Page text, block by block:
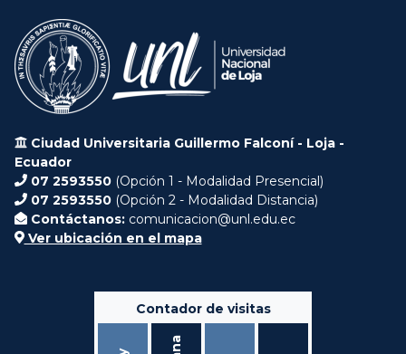
Ciudad Universitaria Guillermo Falconí - Loja -
Ecuador
07 2593550 (Opción 1 - Modalidad Presencial)
07 2593550 (Opción 2 - Modalidad Distancia)
Contáctanos: comunicacion@unl.edu.ec
Ver ubicación en el mapa
Contador de visitas